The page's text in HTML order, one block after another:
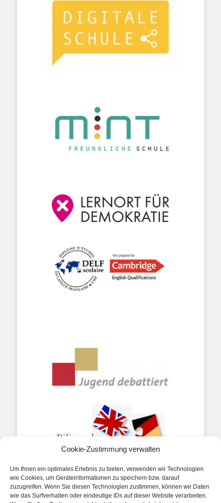
Cookie-Zustimmung verwalten
Um Ihnen ein optimales Erlebnis zu bieten, verwenden wir Technologien
wie Cookies, um Geräteinformationen zu speichern bzw. darauf
zuzugreifen. Wenn Sie diesen Technologien zustimmen, können wir Daten
wie das Surfverhalten oder eindeutige IDs auf dieser Website verarbeiten.